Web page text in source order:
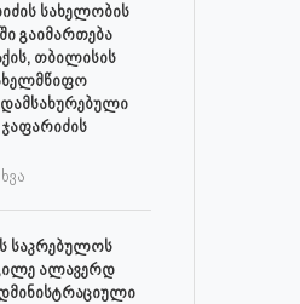
სახელობის
გაიმართება
თბილისის
ჯაფარიძის
საკრებულოს
ალავერდ